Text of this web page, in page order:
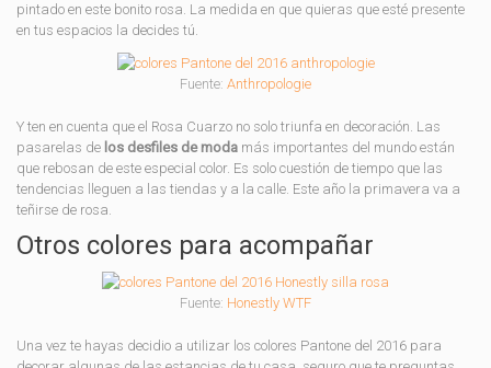
pintado en este bonito rosa. La medida en que quieras que esté presente
en tus espacios la decides tú.
Fuente: Anthropologie
Y ten en cuenta que el Rosa Cuarzo no solo triunfa en decoración. Las
pasarelas de los desfiles de moda más importantes del mundo están
que rebosan de este especial color. Es solo cuestión de tiempo que las
tendencias lleguen a las tiendas y a la calle. Este año la primavera va a
teñirse de rosa.
Otros colores para acompañar
Fuente: Honestly WTF
Una vez te hayas decidio a utilizar los colores Pantone del 2016 para